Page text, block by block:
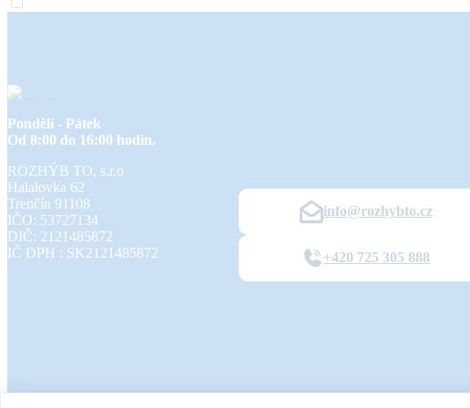
Pondělí - Pátek
Od 8:00 do 16:00 hodin.
ROZHÝB TO, s.r.o
Halalovka 62
Trenčín 91108
IČO: 53727134
DIČ: 2121485872
IČ DPH : SK2121485872
info@rozhybto.cz
+420 725 305 888